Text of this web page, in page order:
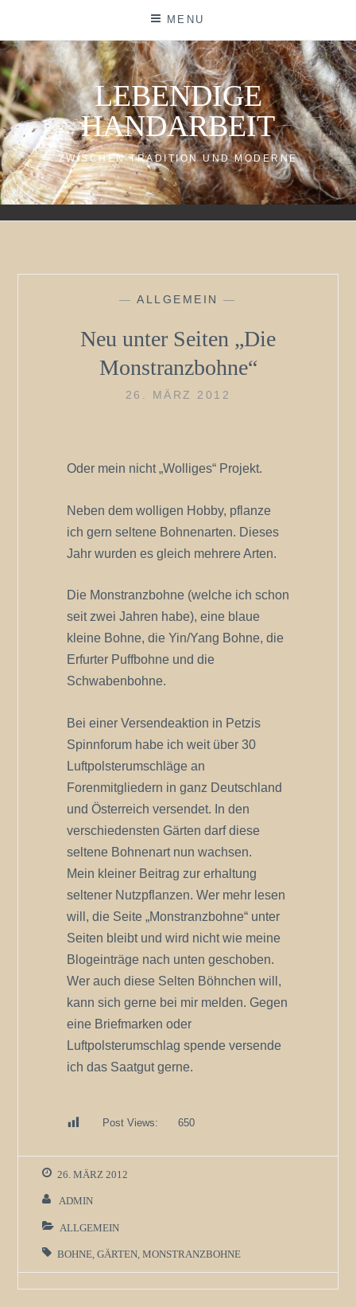
content
MENU
LEBENDIGE
HANDARBEIT
ZWISCHEN TRADITION UND MODERNE
—ALLGEMEIN —
Neu unter Seiten „Die
Monstranzbohne“
26. MÄRZ 2012
Oder mein nicht „Wolliges“ Projekt.
Neben dem wolligen Hobby, pflanze
ich gern seltene Bohnenarten. Dieses
Jahr wurden es gleich mehrere Arten.
Die Monstranzbohne (welche ich schon
seit zwei Jahren habe), eine blaue
kleine Bohne, die Yin/Yang Bohne, die
Erfurter Puffbohne und die
Schwabenbohne.
Bei einer Versendeaktion in Petzis
Spinnforum habe ich weit über 30
Luftpolsterumschläge an
Forenmitgliedern in ganz Deutschland
und Österreich versendet. In den
verschiedensten Gärten darf diese
seltene Bohnenart nun wachsen.
Mein kleiner Beitrag zur erhaltung
seltener Nutzpflanzen. Wer mehr lesen
will, die Seite „Monstranzbohne“ unter
Seiten bleibt und wird nicht wie meine
Blogeinträge nach unten geschoben.
Wer auch diese Selten Böhnchen will,
kann sich gerne bei mir melden. Gegen
eine Briefmarken oder
Luftpolsterumschlag spende versende
ich das Saatgut gerne.
Post Views: 650
26. MÄRZ 2012
ADMIN
ALLGEMEIN
BOHNE ,GÄRTEN ,MONSTRANZBOHNE